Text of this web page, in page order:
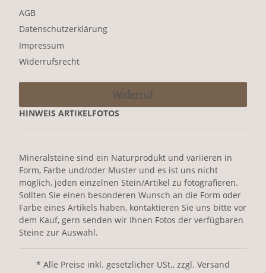
AGB
Datenschutzerklärung
Impressum
Widerrufsrecht
Widerruf
HINWEIS ARTIKELFOTOS
Mineralsteine sind ein Naturprodukt und variieren in
Form, Farbe und/oder Muster und es ist uns nicht
möglich, jeden einzelnen Stein/Artikel zu fotografieren.
Sollten Sie einen besonderen Wunsch an die Form oder
Farbe eines Artikels haben, kontaktieren Sie uns bitte vor
dem Kauf, gern senden wir Ihnen Fotos der verfügbaren
Steine zur Auswahl.
* Alle Preise inkl. gesetzlicher USt., zzgl. Versand